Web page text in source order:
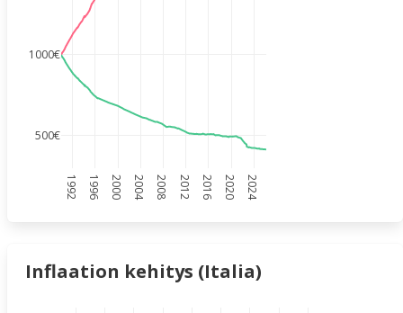
1992 1996 2000 2004 2008 2012 2016 2020 2024
500€
1000€
Inflaation kehitys (Italia)